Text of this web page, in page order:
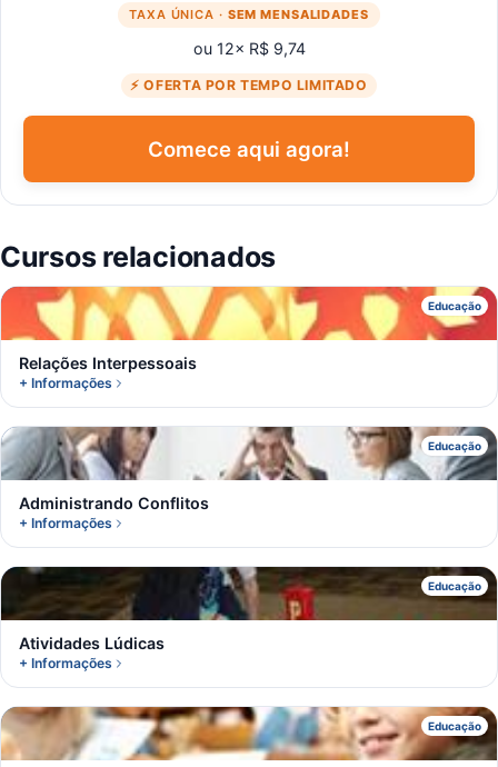
TAXA ÚNICA · SEM MENSALIDADES
ou 12× R$ 9,74
⚡ OFERTA POR TEMPO LIMITADO
Comece aqui agora!
Cursos relacionados
Educação
R
Relações Interpessoais
+ Informações
Educação
A
Administrando Conflitos
+ Informações
Educação
A
Atividades Lúdicas
+ Informações
Educação
A